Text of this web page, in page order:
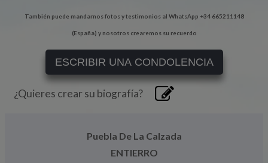
También puede mandarnos fotos y testimonios al WhatsApp +34 665211148
(España) y nosotros crearemos su recuerdo
ESCRIBIR UNA CONDOLENCIA
¿Quieres crear su biografía?
Puebla De La Calzada
ENTIERRO